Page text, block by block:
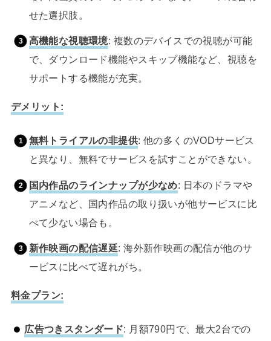
せた選択肢。
高機能な視聴環境: 複数のデバイスでの視聴が可能
で、ダウンロード機能やスキップ機能など、視聴を
サポートする機能が充実。
デメリット:
無料トライアルの非提供: 他の多くのVODサービス
と異なり、無料でサービスを試すことができない。
国内作品のラインナップが少なめ: 日本のドラマや
アニメなど、国内作品の取り扱いが他サービスに比
べて少ない場合も。
新作映画の配信遅延: 海外新作映画の配信が他のサ
ービスに比べて遅れがち。
料金プラン:
広告つきスタンダード: 月額790円で、最大2台での